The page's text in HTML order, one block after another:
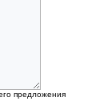
предложения